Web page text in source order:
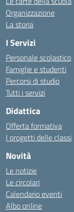
Organizzazione
La storia
I Servizi
Personale scolastico
Famiglie e studenti
Percorsi di studio
Tutti i servizi
Didattica
Offerta formativa
I progetti delle classi
Novità
Le notizie
Le circolari
Calendario eventi
Albo online